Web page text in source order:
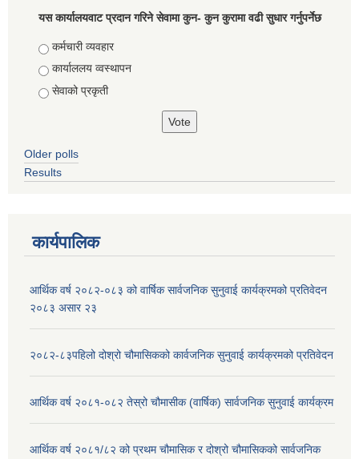
यस कार्यालयवाट प्रदान गरिने सेवामा कुन- कुन कुरामा वढी सुधार गर्नुपर्नेछ
Choices
कर्मचारी व्यवहार
कार्याललय व्वस्थापन
सेवाको प्रकृती
Older polls
Results
कार्यपालिक
आर्थिक वर्ष २०८२-०८३ को वार्षिक सार्वजनिक सुनुवाई कार्यक्रमको प्रतिवेदन
२०८३ असार २३
२०८२-८३पहिलो दोश्रो चौमासिकको कार्वजनिक सुनुवाई कार्यक्रमको प्रतिवेदन
आर्थिक वर्ष २०८१-०८२ तेस्रो चौमासीक (वार्षिक) सार्वजनिक सुनुवाई कार्यक्रम
आर्थिक वर्ष २०८१/८२ को प्रथम चौमासिक र दोश्रो चौमासिकको सार्वजनिक